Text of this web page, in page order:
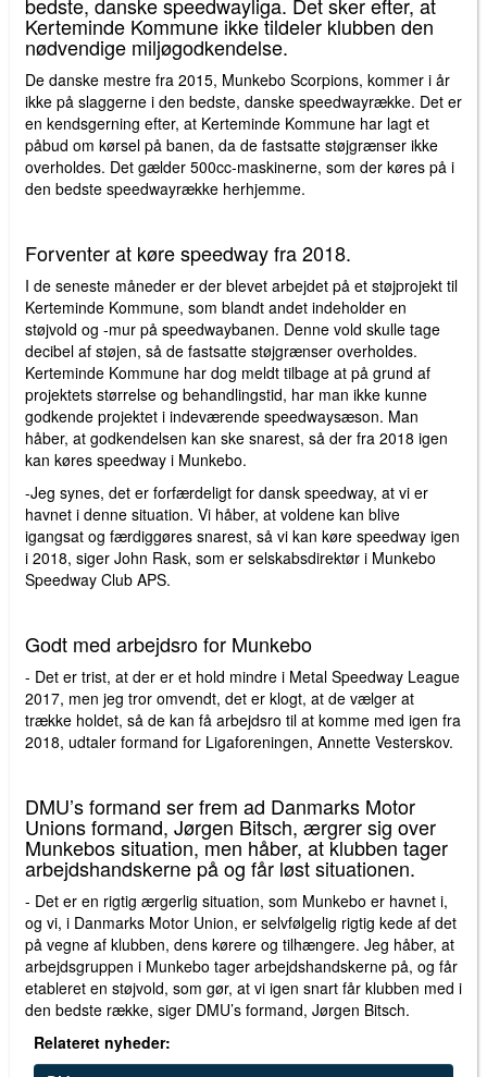
bedste, danske speedwayliga. Det sker efter, at
Kerteminde Kommune ikke tildeler klubben den
nødvendige miljøgodkendelse.
De danske mestre fra 2015, Munkebo Scorpions, kommer i år
ikke på slaggerne i den bedste, danske speedwayrække. Det er
en kendsgerning efter, at Kerteminde Kommune har lagt et
påbud om kørsel på banen, da de fastsatte støjgrænser ikke
overholdes. Det gælder 500cc-maskinerne, som der køres på i
den bedste speedwayrække herhjemme.
Forventer at køre speedway fra 2018.
I de seneste måneder er der blevet arbejdet på et støjprojekt til
Kerteminde Kommune, som blandt andet indeholder en
støjvold og -mur på speedwaybanen. Denne vold skulle tage
decibel af støjen, så de fastsatte støjgrænser overholdes.
Kerteminde Kommune har dog meldt tilbage at på grund af
projektets størrelse og behandlingstid, har man ikke kunne
godkende projektet i indeværende speedwaysæson. Man
håber, at godkendelsen kan ske snarest, så der fra 2018 igen
kan køres speedway i Munkebo.
-Jeg synes, det er forfærdeligt for dansk speedway, at vi er
havnet i denne situation. Vi håber, at voldene kan blive
igangsat og færdiggøres snarest, så vi kan køre speedway igen
i 2018, siger John Rask, som er selskabsdirektør i Munkebo
Speedway Club APS.
Godt med arbejdsro for Munkebo
- Det er trist, at der er et hold mindre i Metal Speedway League
2017, men jeg tror omvendt, det er klogt, at de vælger at
trække holdet, så de kan få arbejdsro til at komme med igen fra
2018, udtaler formand for Ligaforeningen, Annette Vesterskov.
DMU’s formand ser frem ad Danmarks Motor
Unions formand, Jørgen Bitsch, ærgrer sig over
Munkebos situation, men håber, at klubben tager
arbejdshandskerne på og får løst situationen.
- Det er en rigtig ærgerlig situation, som Munkebo er havnet i,
og vi, i Danmarks Motor Union, er selvfølgelig rigtig kede af det
på vegne af klubben, dens kørere og tilhængere. Jeg håber, at
arbejdsgruppen i Munkebo tager arbejdshandskerne på, og får
etableret en støjvold, som gør, at vi igen snart får klubben med i
den bedste række, siger DMU’s formand, Jørgen Bitsch.
Relateret nyheder: